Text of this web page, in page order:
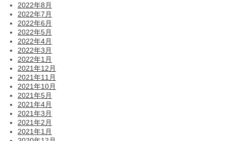
2022年8月
2022年7月
2022年6月
2022年5月
2022年4月
2022年3月
2022年1月
2021年12月
2021年11月
2021年10月
2021年5月
2021年4月
2021年3月
2021年2月
2021年1月